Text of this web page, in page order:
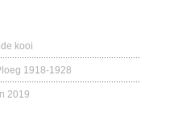
kooi
1918-1928
2019